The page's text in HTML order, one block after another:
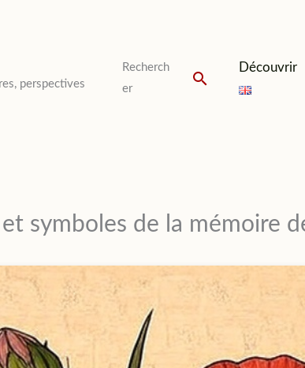
perspectives
Recherch
er
Rechercher
Découvrir
symboles de la mémoire